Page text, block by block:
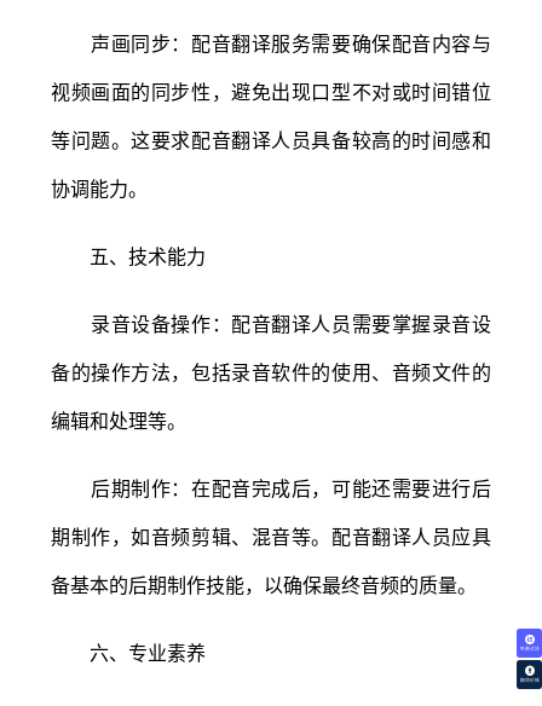
免费试译
翻译价格
声画同步：配音翻译服务需要确保配音内容与
视频画面的同步性，避免出现口型不对或时间错位
等问题。这要求配音翻译人员具备较高的时间感和
协调能力。
五、技术能力
录音设备操作：配音翻译人员需要掌握录音设
备的操作方法，包括录音软件的使用、音频文件的
编辑和处理等。
后期制作：在配音完成后，可能还需要进行后
期制作，如音频剪辑、混音等。配音翻译人员应具
备基本的后期制作技能，以确保最终音频的质量。
六、专业素养